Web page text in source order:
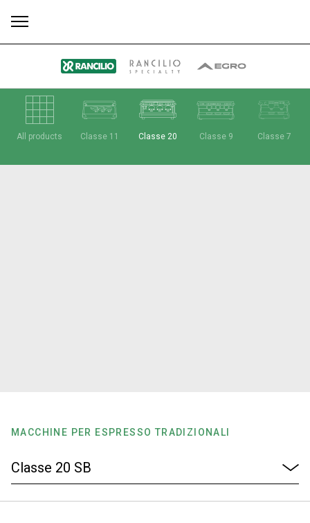
All products Classe 11 Classe 20 Classe 9 Classe 7
MACCHINE PER ESPRESSO TRADIZIONALI
Tutti Prodotti News Download Altro
I nostri Lab
Sostenibilità